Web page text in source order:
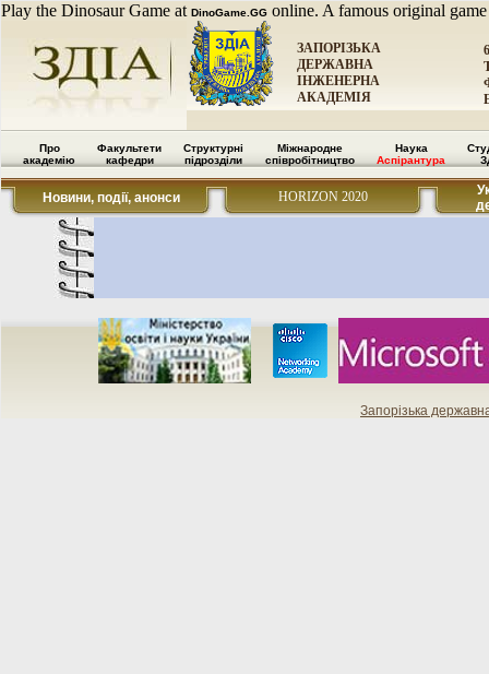
Play the Dinosaur Game at DinoGame.GG online. A famous original
ЗАПОРІЗЬКА
ДЕРЖАВНА
ІНЖЕНЕРНА
АКАДЕМІЯ
Про
академію
Факультети
кафедри
Структурні
підрозділи
Міжнародне
співробітництво
Наука
Аспірантура
Новини, події, анонси HORIZON 2020
Запорізька